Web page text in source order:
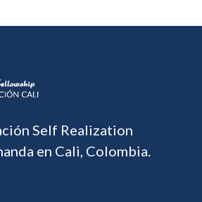
Self Realization
en Cali, Colombia.